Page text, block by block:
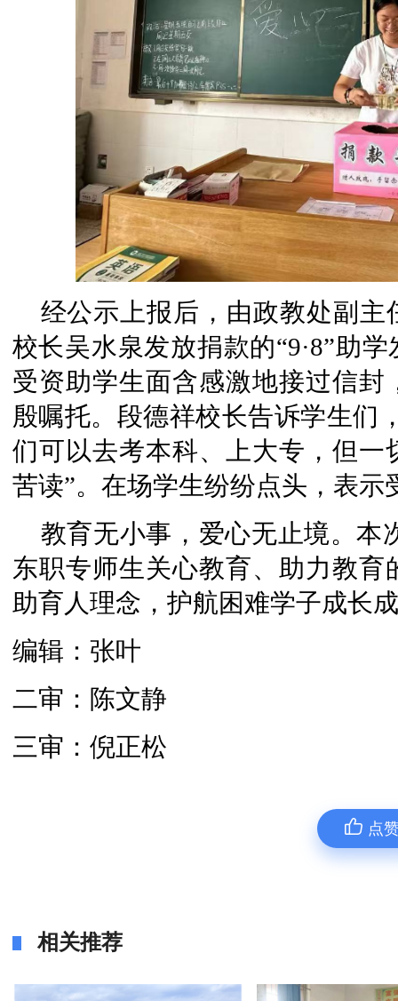
经公示上报后，由政教处副
校长吴水泉发放捐款的“9·8”助
受资助学生面含感激地接过信
殷嘱托。段德祥校长告诉学生们
们可以去考本科、上大专，但
苦读”。在场学生纷纷点头，表示
教育无小事，爱心无止境。本
东职专师生关心教育、助力教
助育人理念，护航困难学子成长
编辑：张叶
二审：陈文静
三审：倪正松
点
相关推荐